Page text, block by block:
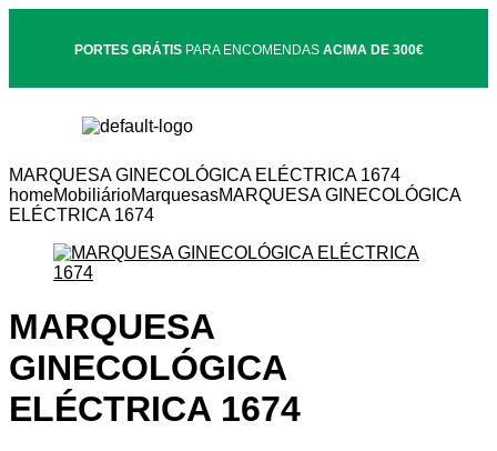
PORTES GRÁTISPARA ENCOMENDAS ACIMA DE 300€
MARQUESA GINECOLÓGICA ELÉCTRICA 1674
homeMobiliárioMarquesasMARQUESA GINECOLÓGICA
ELÉCTRICA 1674
MARQUESA
GINECOLÓGICA
ELÉCTRICA 1674